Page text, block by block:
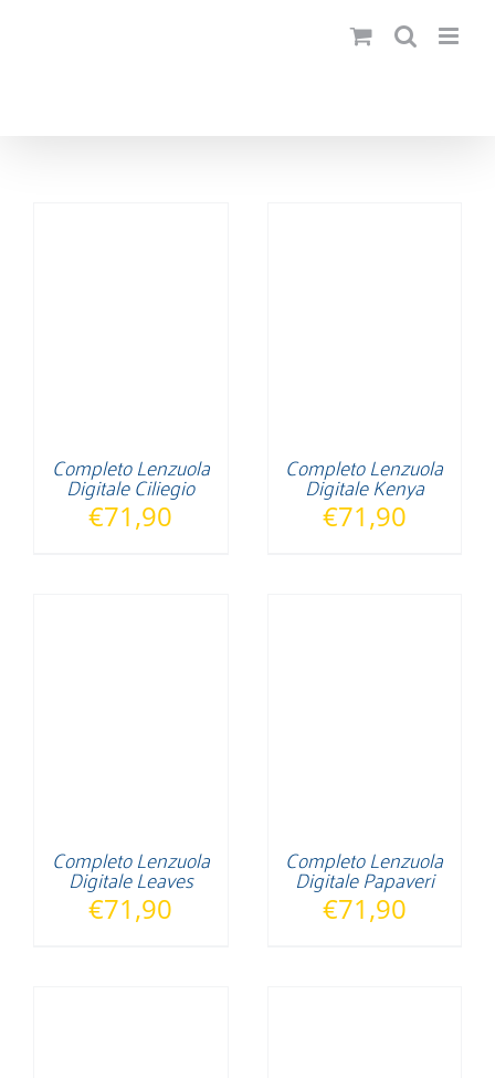
Completo Lenzuola
Digitale Ciliegio
€71,90
Completo Lenzuola
Digitale Kenya
€71,90
Completo Lenzuola
Digitale Leaves
€71,90
Completo Lenzuola
Digitale Papaveri
€71,90